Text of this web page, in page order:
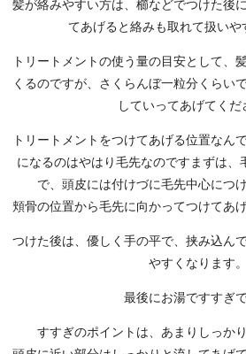
髪が絡みやすい方は、櫛などでつけた後
てあげると絡みも取れて扱いや
トリートメントの使う量の目安として、
くるのですが、さくらんぼ一粒分くらい
していってあげてくだ
トリートメントをつけてあげる位置なん
になるのはやはり毛先なのですまずは
で、頭皮には付けづに毛先中心につ
頬骨の位置から毛先に向かってつけてあ
つけた後は、優しく手の平で、挟み込ん
やすくなります。
最後にお湯ですすぎで
すすぎのポイントは、あまりしっか